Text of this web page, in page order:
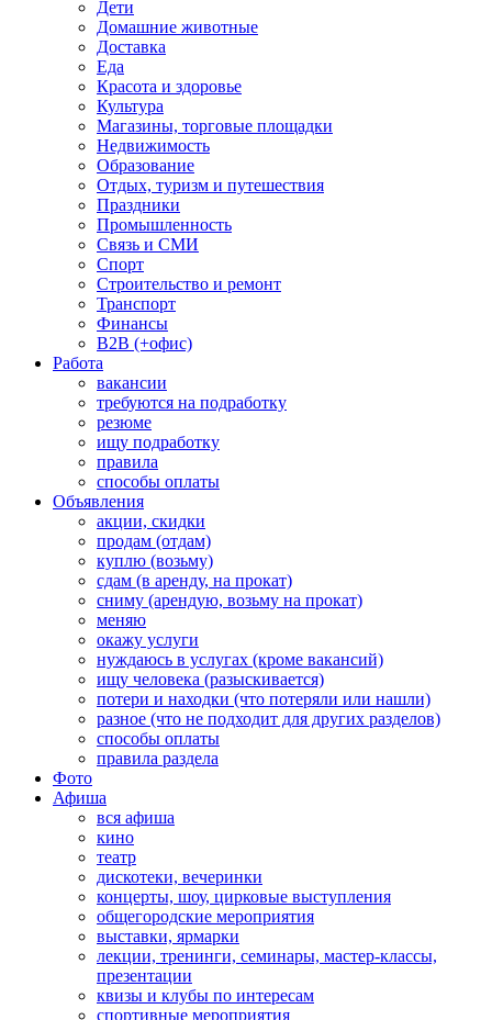
Дети
Домашние животные
Доставка
Еда
Красота и здоровье
Культура
Магазины, торговые площадки
Недвижимость
Образование
Отдых, туризм и путешествия
Праздники
Промышленность
Связь и СМИ
Спорт
Строительство и ремонт
Транспорт
Финансы
B2B (+офис)
Работа
вакансии
требуются на подработку
резюме
ищу подработку
правила
способы оплаты
Объявления
акции, скидки
продам (отдам)
куплю (возьму)
сдам (в аренду, на прокат)
сниму (арендую, возьму на прокат)
меняю
окажу услуги
нуждаюсь в услугах (кроме вакансий)
ищу человека (разыскивается)
потери и находки (что потеряли или нашли)
разное (что не подходит для других разделов)
способы оплаты
правила раздела
Фото
Афиша
вся афиша
кино
театр
дискотеки, вечеринки
концерты, шоу, цирковые выступления
общегородские мероприятия
выставки, ярмарки
лекции, тренинги, семинары, мастер-классы,
презентации
квизы и клубы по интересам
спортивные мероприятия